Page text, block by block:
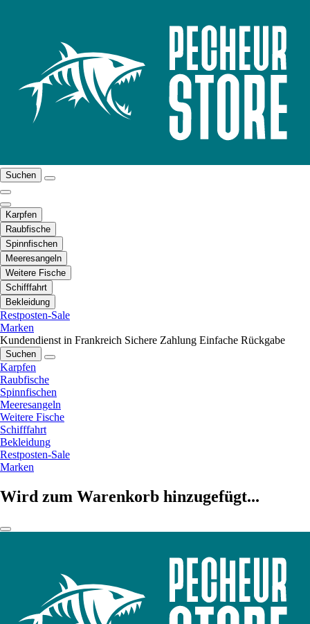
Suchen
Karpfen
Raubfische
Spinnfischen
Meeresangeln
Weitere Fische
Schifffahrt
Bekleidung
Restposten-Sale
Marken
Kundendienst in Frankreich Sichere Zahlung Einfache Rückgabe
Suchen
Karpfen
Raubfische
Spinnfischen
Meeresangeln
Weitere Fische
Schifffahrt
Bekleidung
Restposten-Sale
Marken
Wird zum Warenkorb hinzugefügt...